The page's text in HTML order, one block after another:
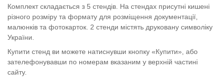
Комплект складається з 5 стендів. На стендах присутні кишені
різного розміру та формату для розміщення документації,
малюнків та фотокарток. 2 стенди містять друковану символіку
України.
Купити стенд ви можете натиснувши кнопку «Купити», або
зателефонувавши по номерам вказаним у верхній частині
сайту.